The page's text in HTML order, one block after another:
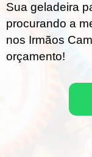
Sua geladeira
procurando a
nos Irmãos
orçamento!